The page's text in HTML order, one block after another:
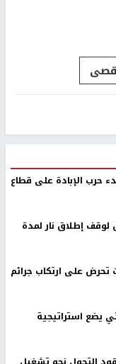
مصابا منذ بدء حرب الإبادة على قطاع
لوقف إطلاق نار لمدة
على ارتكاب جرائم
يضع استراتيجية